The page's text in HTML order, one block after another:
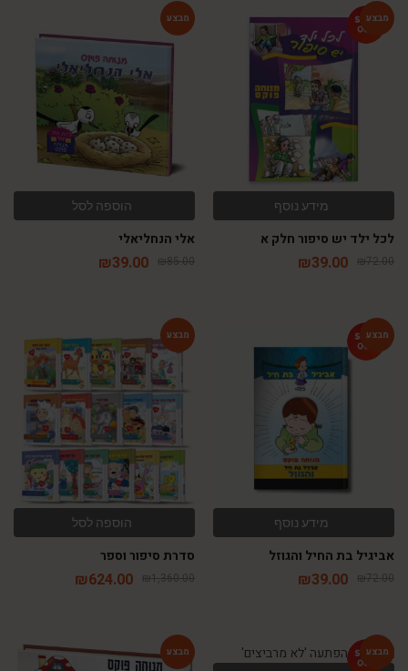
מידע נוסף
לכל ילד יש סיפור חלק א
₪72.00
₪39.00
הוספה לסל
אלי הנחליאלי
₪85.00
₪39.00
מידע נוסף
אביגיל בת החיל והגוזל
₪72.00
₪39.00
הוספה לסל
סדרת סיפור וספר
₪1,360.00
₪624.00